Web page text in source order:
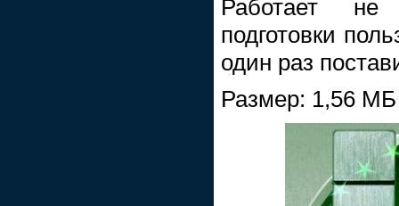
Работает
подготовки
один раз
Размер: 1,56 МБ